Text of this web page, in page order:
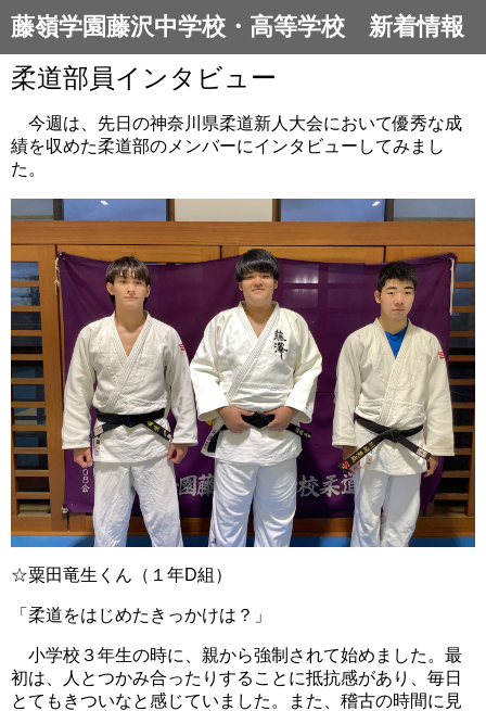
藤嶺学園藤沢中学校・高等学校 新着情報
柔道部員インタビュー
今週は、先日の神奈川県柔道新人大会において優秀な成
績を収めた柔道部のメンバーにインタビューしてみまし
た。
☆粟田竜生くん（１年D組）
「柔道をはじめたきっかけは？」
小学校３年生の時に、親から強制されて始めました。最
初は、人とつかみ合ったりすることに抵抗感があり、毎日
とてもきついなと感じていました。また、稽古の時間に見